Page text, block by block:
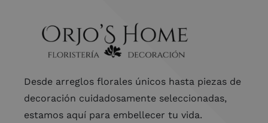
Desde arreglos florales únicos hasta piezas de
decoración cuidadosamente seleccionadas,
estamos aquí para embellecer tu vida.